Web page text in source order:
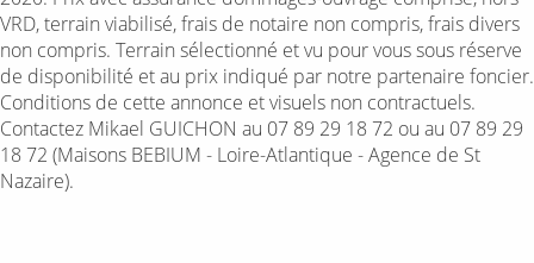
VRD, terrain viabilisé, frais de notaire non compris, frais divers
non compris. Terrain sélectionné et vu pour vous sous réserve
de disponibilité et au prix indiqué par notre partenaire foncier.
Conditions de cette annonce et visuels non contractuels.
Contactez Mikael GUICHON au 07 89 29 18 72 ou au 07 89 29
18 72 (Maisons BEBIUM - Loire-Atlantique - Agence de St
Nazaire).